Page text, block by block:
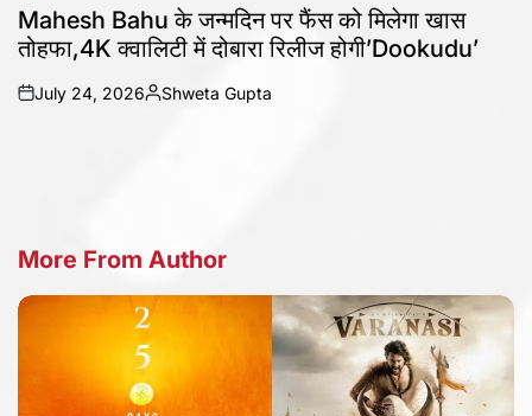
IN
Mahesh Bahu के जन्मदिन पर फैंस को मिलेगा खास
तोहफा,4K क्वालिटी में दोबारा रिलीज होगी’Dookudu’
on
July 24, 2026
Posted
Shweta Gupta
More From Author